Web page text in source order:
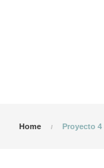
Home Proyecto 4